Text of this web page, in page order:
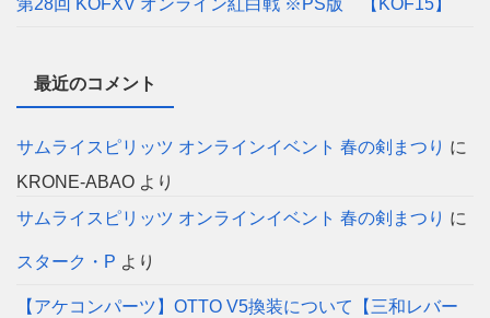
第28回 KOFXV オンライン紅白戦 ※PS版 【KOF15】
最近のコメント
サムライスピリッツ オンラインイベント 春の剣まつり に
KRONE-ABAO より
サムライスピリッツ オンラインイベント 春の剣まつり に
スターク・P より
【アケコンパーツ】OTTO V5換装について【三和レバー